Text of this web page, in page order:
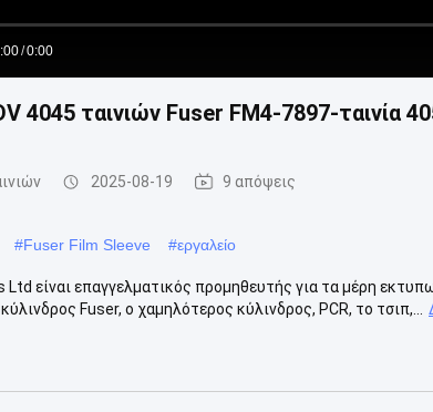
/0:00
4045 ταινιών Fuser FM4-7897-ταινία
2025-08-19 9 απόψεις
#Fuser Film Sleeve #εργαλείο
είναι επαγγελματικός προμηθευτής για τα μέρη
Fuser, ο χαμηλότερος κύλινδρος, PCR, το τσιπ,...